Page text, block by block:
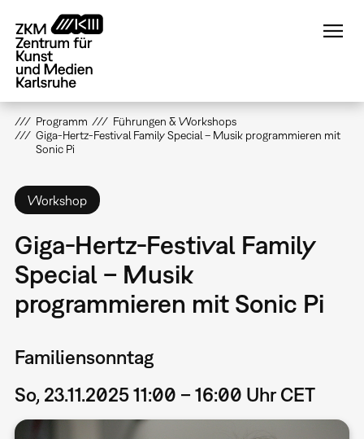
zum
Inhalt
Programm
Führungen & Workshops
Giga-Hertz-Festival Family Special – Musik programmieren mit
Sonic Pi
Workshop
Giga-Hertz-Festival Family
Special – Musik
programmieren mit Sonic Pi
Familiensonntag
So, 23.11.2025 11:00 – 16:00 Uhr CET